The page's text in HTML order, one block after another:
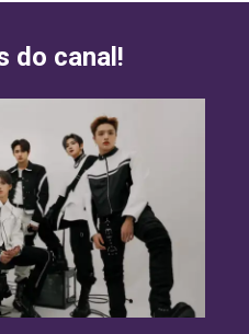
do canal!